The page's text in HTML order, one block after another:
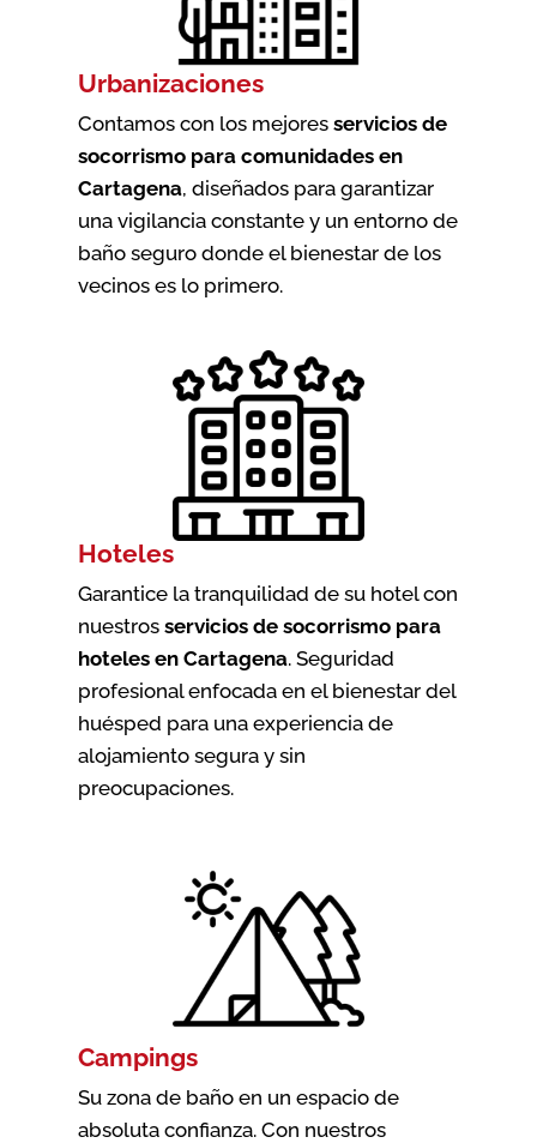
Urbanizaciones
Contamos con los mejores servicios de
socorrismo para comunidades en
Cartagena, diseñados para garantizar
una vigilancia constante y un entorno de
baño seguro donde el bienestar de los
vecinos es lo primero.
Hoteles
Garantice la tranquilidad de su hotel con
nuestros servicios de socorrismo para
hoteles en Cartagena. Seguridad
profesional enfocada en el bienestar del
huésped para una experiencia de
alojamiento segura y sin
preocupaciones.
Campings
Su zona de baño en un espacio de
absoluta confianza. Con nuestros